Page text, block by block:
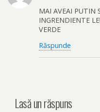
MAI AVEAI PUTIN
INGRENDIENTE
VERDE
Răspunde
Lasă un răspuns